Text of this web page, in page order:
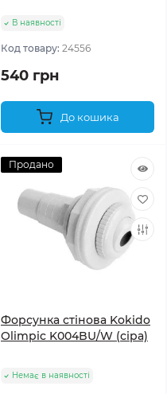
В наявності
Код товару: 24556
540 грн
До кошика
Продано
Форсунка стінова Kokido
Olimpic K004BU/W (сіра)
Немає в наявності